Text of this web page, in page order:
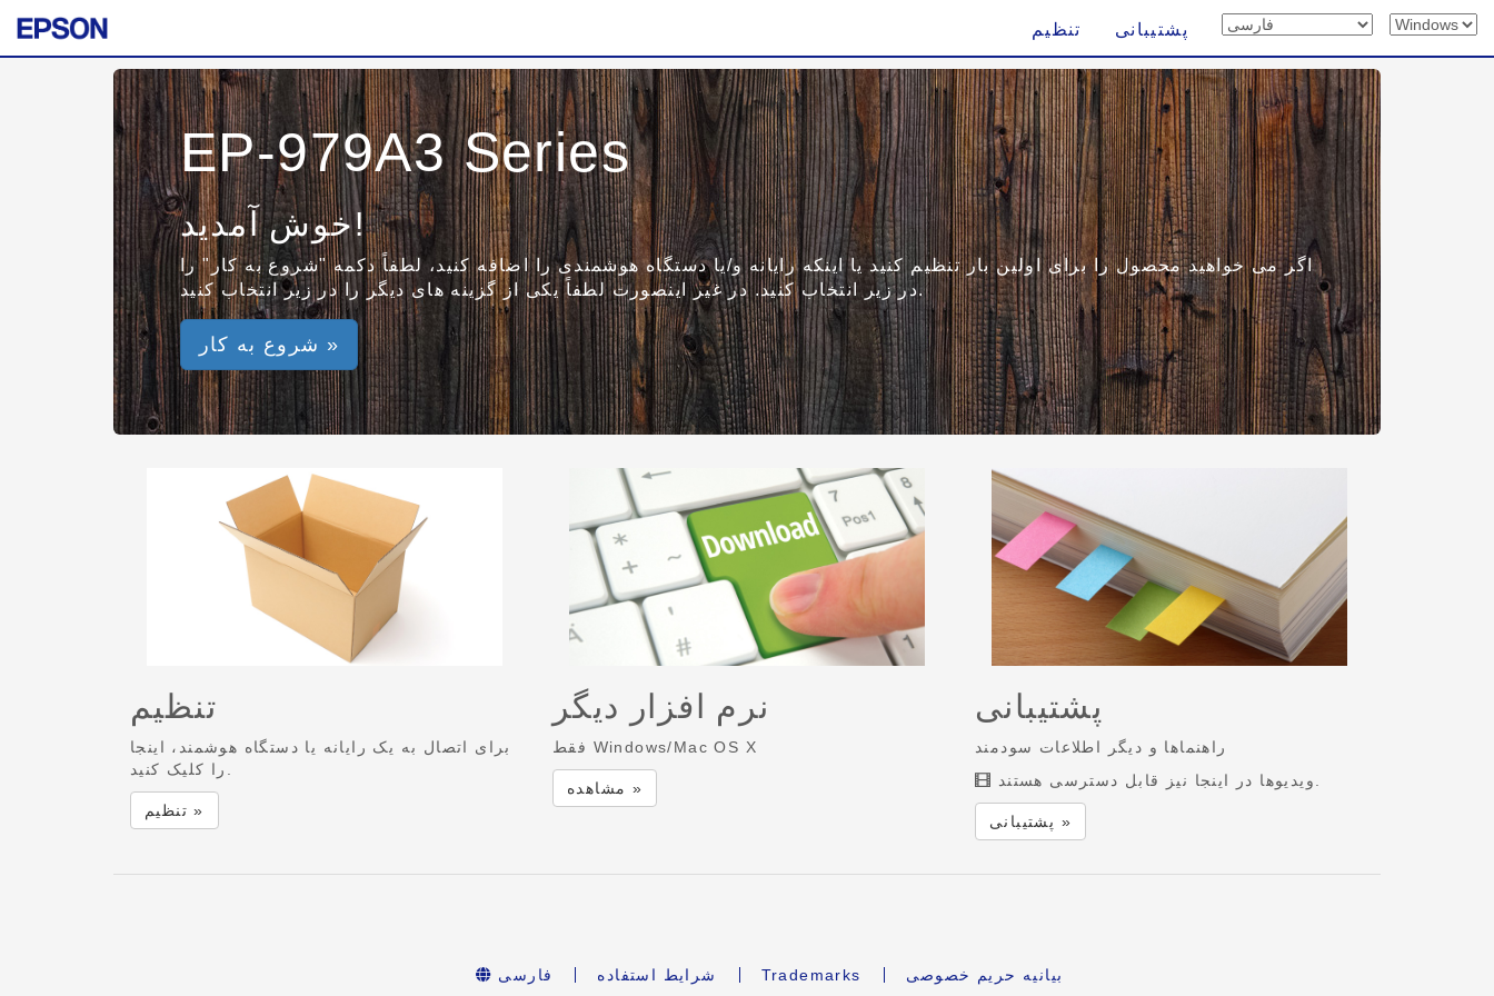
تنظیم پشتیبانی
EP-979A3 Series
خوش آمدید!
اگر می خواهید محصول را برای اولین بار تنظیم کنید یا اینکه رایانه و/یا دستگاه هوشمندی را اضافه کنید، لطفاً دکمه "شروع به کار" را
در زیر انتخاب کنید. در غیر اینصورت لطفاً یکی از گزینه های دیگر را در زیر انتخاب کنید.
شروع به کار »
تنظیم
برای اتصال به یک رایانه یا دستگاه هوشمند، اینجا
تنظیم »
نرم افزار دیگر
فقط Windows/Mac OS X
مشاهده »
پشتیبانی
راهنماها و دیگر اطلاعات سودمند
پشتیبانی »
فارسی شرایط استفاده Trademarks بیانیه حریم خصوصی